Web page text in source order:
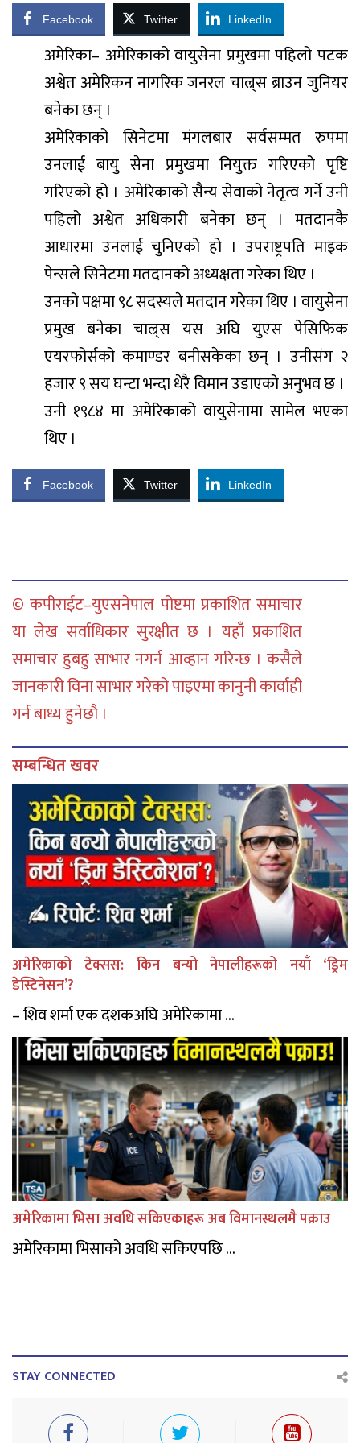
Facebook Twitter LinkedIn
अमेरिका– अमेरिकाको वायुसेना प्रमुखमा पहिलो पटक
अश्वेत अमेरिकन नागरिक जनरल चाल्र्स ब्राउन जुनियर
बनेका छन् ।
अमेरिकाको सिनेटमा मंगलबार सर्वसम्मत रुपमा
उनलाई बायु सेना प्रमुखमा नियुक्त गरिएको पृष्टि
गरिएको हो । अमेरिकाको सैन्य सेवाको नेतृत्व गर्ने उनी
पहिलो अश्वेत अधिकारी बनेका छन् । मतदानकै
आधारमा उनलाई चुनिएको हो । उपराष्ट्रपति माइक
पेन्सले सिनेटमा मतदानको अध्यक्षता गरेका थिए ।
उनको पक्षमा ९८ सदस्यले मतदान गरेका थिए । वायुसेना
प्रमुख बनेका चाल्र्स यस अघि युएस पेसिफिक
एयरफोर्सको कमाण्डर बनीसकेका छन् । उनीसंग २
हजार ९ सय घन्टा भन्दा धेरै विमान उडाएको अनुभव छ ।
उनी १९८४ मा अमेरिकाको वायुसेनामा सामेल भएका
थिए ।
Facebook Twitter LinkedIn
© कपीराईट–युएसनेपाल पोष्टमा प्रकाशित समाचार
या लेख सर्वाधिकार सुरक्षीत छ । यहाँ प्रकाशित
समाचार हुबहु साभार नगर्न आव्हान गरिन्छ । कसैले
जानकारी विना साभार गरेको पाइएमा कानुनी कार्वाही
गर्न बाध्य हुनेछौ ।
सम्बन्धित खवर
अमेरिकाको टेक्सस: किन बन्यो नेपालीहरूको नयाँ ‘ड्रिम
डेस्टिनेसन’?
– शिव शर्मा एक दशकअघि अमेरिकामा ...
अमेरिकामा भिसा अवधि सकिएकाहरू अब विमानस्थलमै पक्राउ
अमेरिकामा भिसाको अवधि सकिएपछि ...
STAY CONNECTED